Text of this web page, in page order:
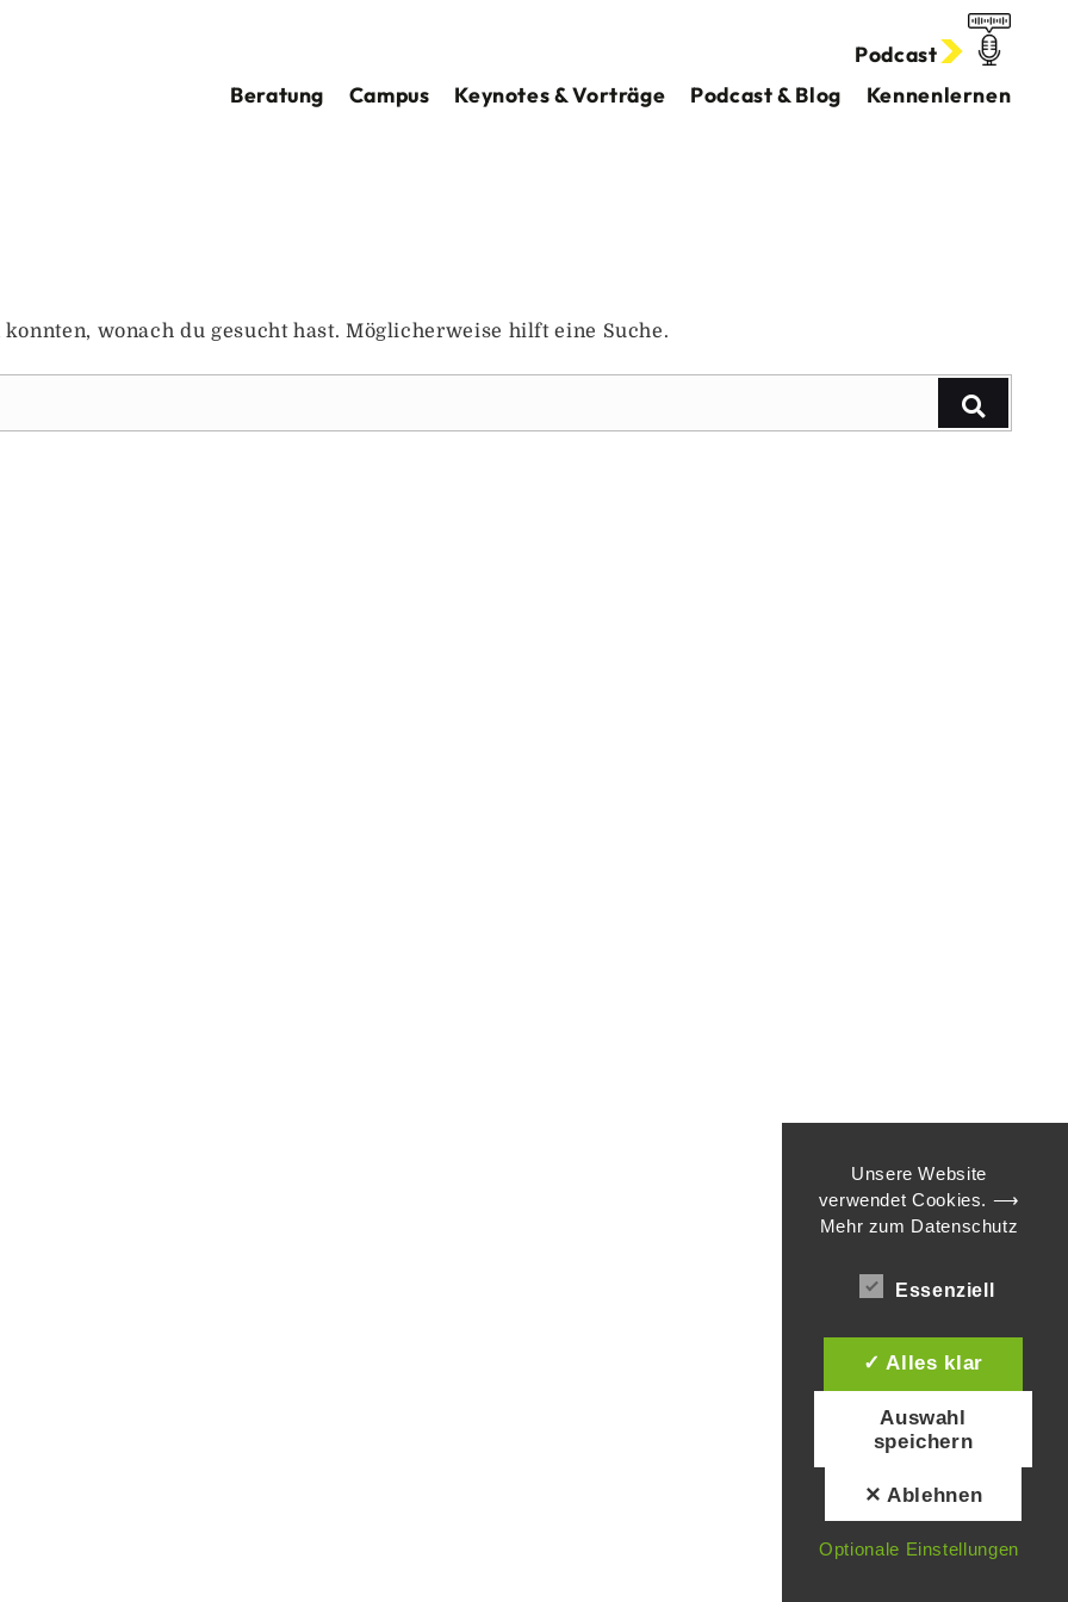
Podcast
Beratung
Campus Keynotes & Vorträge Podcast & Blog Kennenlernen
wonach du gesucht hast. Möglicherweise hilft eine Suche.
Suchen
Unsere Website
verwendet Cookies. ⟶
Mehr zum Datenschutz
Essenziell
✓ Alles klar
Auswahl
speichern
✕ Ablehnen
Optionale Einstellungen